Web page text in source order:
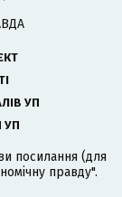
УП
УП
посилання (для
правду".